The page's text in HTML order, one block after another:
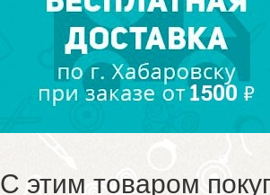
С этим товаром